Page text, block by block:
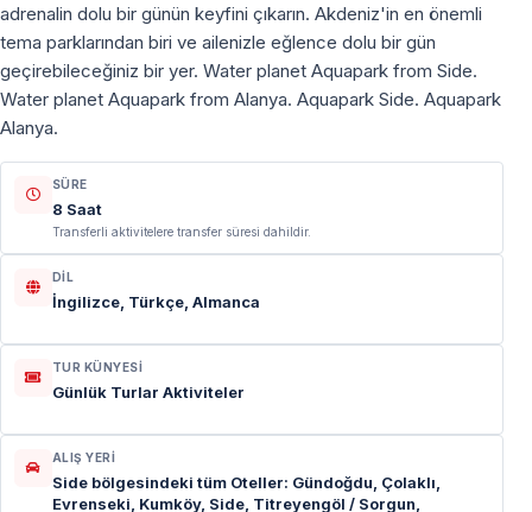
adrenalin dolu bir günün keyfini çıkarın. Akdeniz'in en önemli
tema parklarından biri ve ailenizle eğlence dolu bir gün
geçirebileceğiniz bir yer. Water planet Aquapark from Side.
Water planet Aquapark from Alanya. Aquapark Side. Aquapark
Alanya.
SÜRE
8 Saat
Transferli aktivitelere transfer süresi dahildir.
DIL
İngilizce, Türkçe, Almanca
TUR KÜNYESI
Günlük Turlar Aktiviteler
ALIŞ YERI
Side bölgesindeki tüm Oteller: Gündoğdu, Çolaklı,
Evrenseki, Kumköy, Side, Titreyengöl / Sorgun,